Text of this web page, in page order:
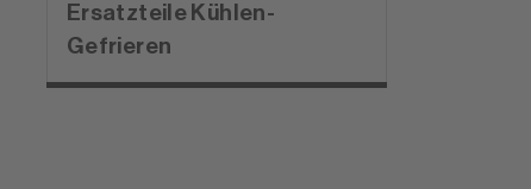
Ersatzteile Kühlen-
Gefrieren